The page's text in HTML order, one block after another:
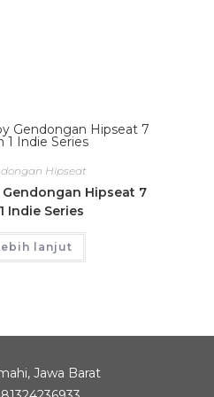
Hipseat
Gendongan Hipseat 7
Indie Series
lanjut
Jawa Barat